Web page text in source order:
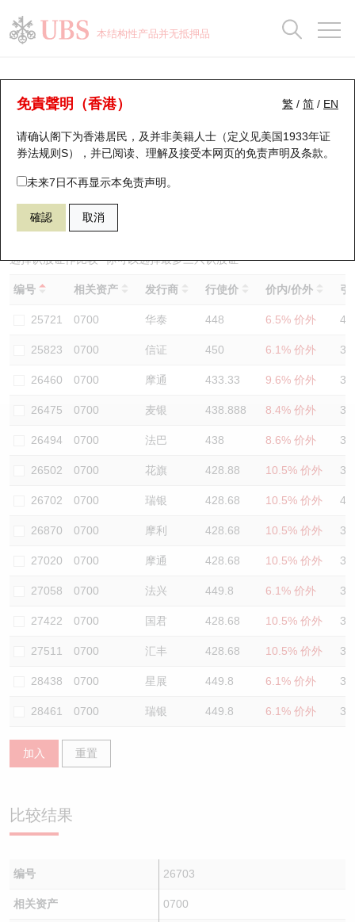
本结构性产品并无抵押品
繁 / 简 / EN
免責聲明（香港）
请确认阁下为香港居民，及并非美籍人士（定义见美国1933年证
券法规则S），并已阅读、理解及接受本网页的免责声明及条款。
未来7日不再显示本免责声明。
確認 取消
认股证分析仪
表现 街货统计 比较
26703 瑞银认沽 0700 腾讯控股
选择认股证作比较*你可以选择最多三只认股证
编号 相关资产 发行商 行使价 价内/价外 引
25721 0700 华泰 448 6.5% 价外
25823 0700 信证 450 6.1% 价外 32
26460 0700 摩通 433.33 9.6% 价外
26475 0700 麦银 438.888 8.4% 价外
26494 0700 法巴 438 8.6% 价外
26502 0700 花旗 428.88 10.5% 价外
26702 0700 瑞银 428.68 10.5% 价外
26870 0700 摩利 428.68 10.5% 价外
27020 0700 摩通 428.68 10.5% 价外
27058 0700 法兴 449.8 6.1% 价外
27422 0700 国君 428.68 10.5% 价外
27511 0700 汇丰 428.68 10.5% 价外
28438 0700 星展 449.8 6.1% 价外
28461 0700 瑞银 449.8 6.1% 价外
加入 重置
比较结果
编号 26703
相关资产 0700
瑞银认股证一览
新发行瑞银认股证
即将到期认股证
认股证到期结算价查找
认股证分析仪
认股证速算机
认股证/牛熊证日志
认股证文件及公告
街货统计
比较
牛熊全景快搜
牛熊证搜寻
牛熊证街货分布图
正股牛熊证列表
新发行瑞银牛熊证
已收回牛熊证剩余价值
牛熊证到期结算价查找
牛熊证分析仪
牛熊证文件及公告
牛熊证文件及公告 (瑞信)
街货统计
比较
十大升幅/跌幅
十大认股证成交分布
十天股证占大市成交
资金流
街货统计
三十大平均引伸波幅
正股分析仪
二十大活跃股份
恒指成份股
国指成份股
科指成份股
相关资产沽空
中资ETFs溢价比较
AH 股价对照
ADR
收市竞价变化
持股比重
显示所有持股比重
每月轮证大市专题
轮证专栏
讲座及教育短片
认股证投资者教育
牛熊证投资者教育
认股证牛熊证常问问题